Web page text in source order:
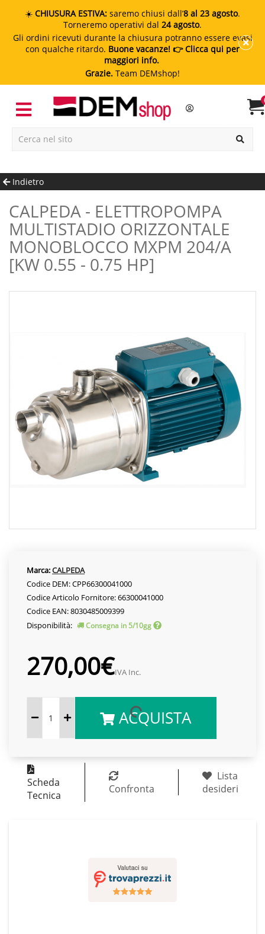
☀️ CHIUSURA ESTIVA: saremo chiusi dall’8 al 23 agosto.
Torneremo operativi dal 24 agosto.
Gli ordini ricevuti durante la chiusura potranno essere evasi
con qualche ritardo. Buone vacanze! 👉 Clicca qui per
maggiori info.
Grazie. Team DEMshop!
Indietro
CALPEDA - ELETTROPOMPA
MULTISTADIO ORIZZONTALE
MONOBLOCCO MXPM 204/A
[kW 0.55 - 0.75 HP]
Marca:CALPEDA
Codice DEM: CPP66300041000
Codice Articolo Fornitore: 66300041000
Codice EAN: 8030485009399
Disponibilità:
Consegna in 5/10gg
270,00€IVA Inc.
ACQUISTA
Scheda
Tecnica
Confronta
Lista
desideri